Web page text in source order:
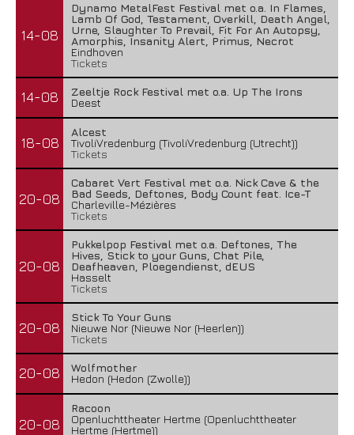
14-08
Dynamo MetalFest Festival met o.a. In Flames,
Lamb Of God, Testament, Overkill, Death Angel,
Urne, Slaughter To Prevail, Fit For An Autopsy,
Amorphis, Insanity Alert, Primus, Necrot
Eindhoven
Tickets
14-08
Zeeltje Rock Festival met o.a. Up The Irons
Deest
18-08
Alcest
TivoliVredenburg (TivoliVredenburg (Utrecht))
Tickets
20-08
Cabaret Vert Festival met o.a. Nick Cave & the
Bad Seeds, Deftones, Body Count feat. Ice-T
Charleville-Mézières
Tickets
20-08
Pukkelpop Festival met o.a. Deftones, The
Hives, Stick to your Guns, Chat Pile,
Deafheaven, Ploegendienst, dEUS
Hasselt
Tickets
20-08
Stick To Your Guns
Nieuwe Nor (Nieuwe Nor (Heerlen))
Tickets
20-08
Wolfmother
Hedon (Hedon (Zwolle))
20-08
Racoon
Openluchttheater Hertme (Openluchttheater
Hertme (Hertme))